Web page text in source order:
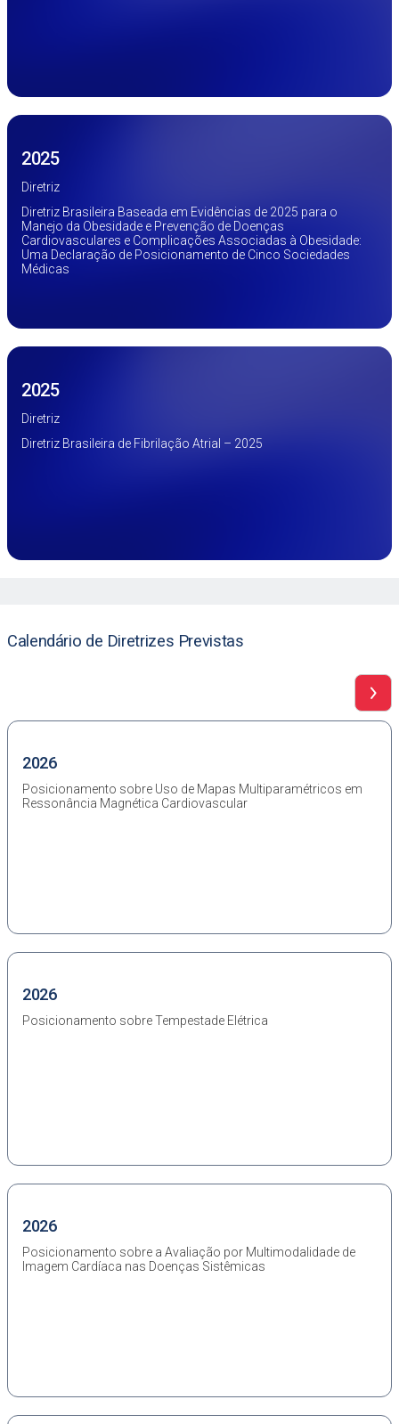
2025
Diretriz
Diretriz Brasileira Baseada em Evidências de 2025 para o
Manejo da Obesidade e Prevenção de Doenças
Cardiovasculares e Complicações Associadas à Obesidade:
Uma Declaração de Posicionamento de Cinco Sociedades
Médicas
2025
Diretriz
Diretriz Brasileira de Fibrilação Atrial – 2025
Calendário de Diretrizes Previstas
2026
Posicionamento sobre Uso de Mapas Multiparamétricos em
Ressonância Magnética Cardiovascular
2026
Posicionamento sobre Tempestade Elétrica
2026
Posicionamento sobre a Avaliação por Multimodalidade de
Imagem Cardíaca nas Doenças Sistêmicas